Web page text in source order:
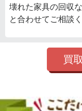
壊れた家具の回収
と合わせてご相談く
買